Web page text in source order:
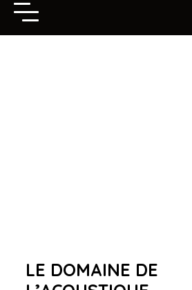
LE DOMAINE DE